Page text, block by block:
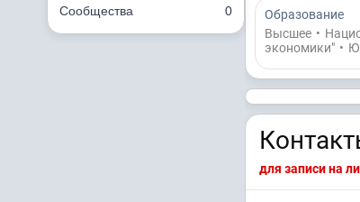
Сообщества
0
Образование
Высшее •
экономики" •
для записи на